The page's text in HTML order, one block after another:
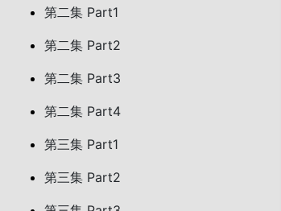
第二集 Part1
第二集 Part2
第二集 Part3
第二集 Part4
第三集 Part1
第三集 Part2